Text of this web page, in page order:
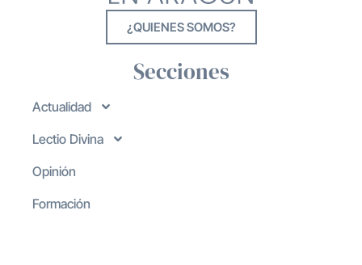
¿QUIENES SOMOS?
Secciones
Actualidad
Lectio Divina
Opinión
Formación